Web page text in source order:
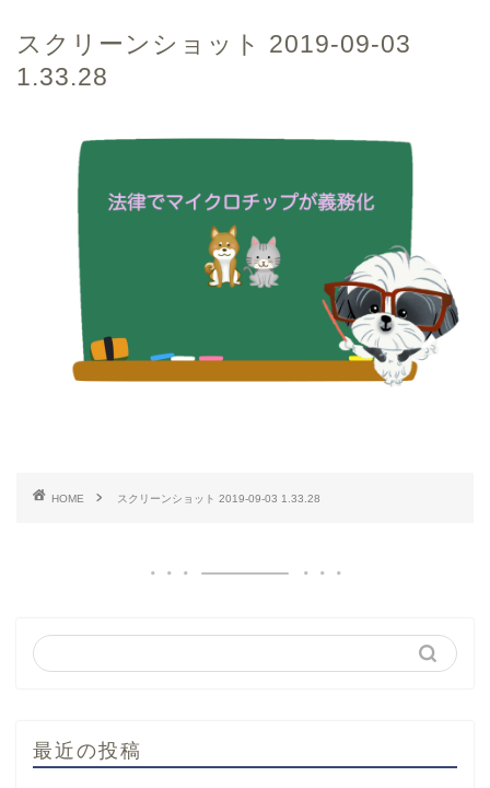
スクリーンショット 2019-09-03
1.33.28
HOME スクリーンショット 2019-09-03 1.33.28
最近の投稿